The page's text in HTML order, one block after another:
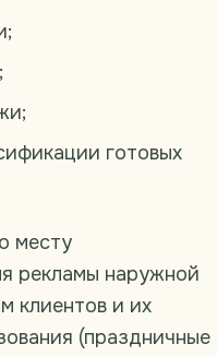
готовых
месту
рекламы наружной
клиентов и их
(праздничные